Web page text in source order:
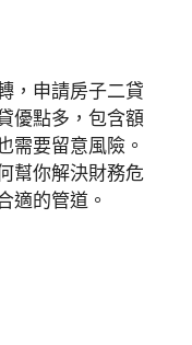
，申請房子二貸
優點多，包含額
需要留意風險。
幫你解決財務危
適的管道。